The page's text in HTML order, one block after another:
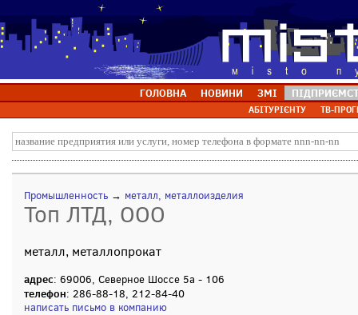
ГОЛОВНА НОВИНИ ЗМІ
АБІТУРІЄНТУ ТВ-
Промышленность → металл, металлоизделия
Топ ЛТД, ООО
металл, металлопрокат
адрес: 69006, Северное Шоссе 5а - 106
телефон: 286-88-18, 212-84-40
написать письмо в компанию